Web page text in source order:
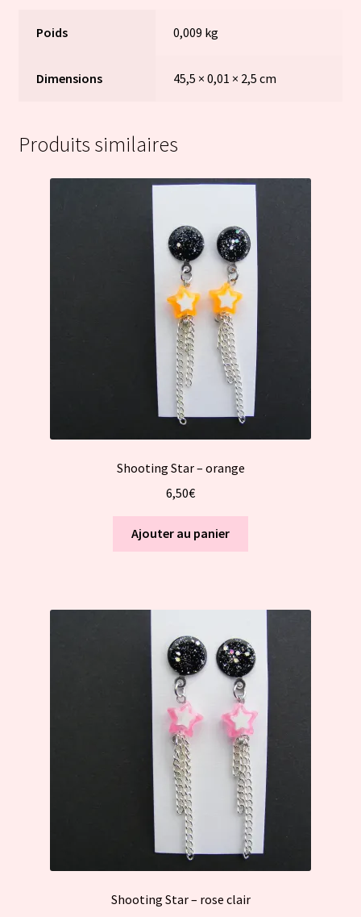
Poids 0,009 kg
Dimensions 45,5 × 0,01 × 2,5 cm
Produits similaires
Shooting Star – orange
6,50€
Ajouter au panier
Shooting Star – rose clair